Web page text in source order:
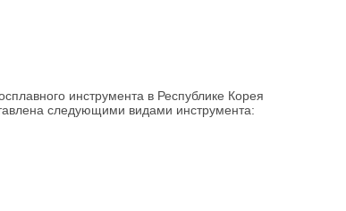
инструмента в Республике Корея
следующими видами инструмента: